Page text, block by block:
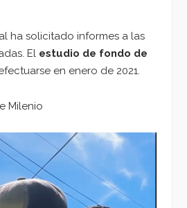
ha solicitado informes a las
El estudio de fondo de
en enero de 2021.
Milenio